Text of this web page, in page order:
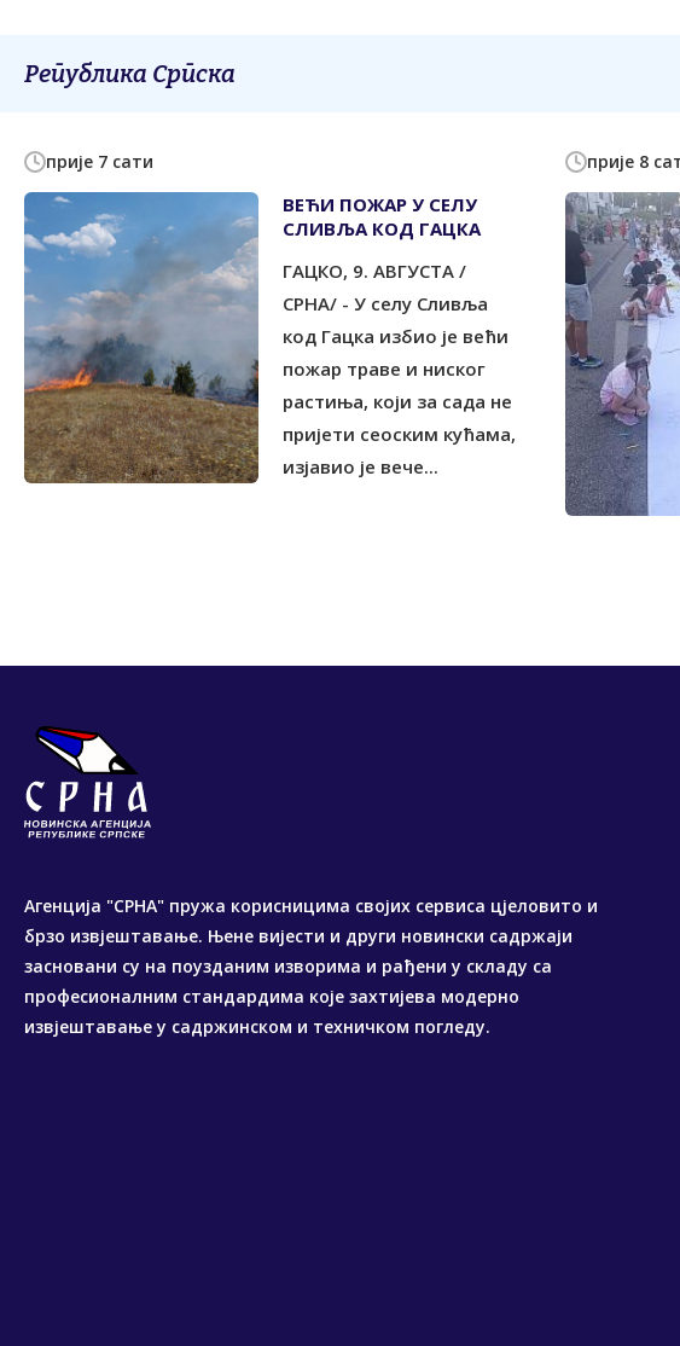
Република Српска
прије 7 сати
ВЕЋИ ПОЖАР У СЕЛУ
СЛИВЉА КОД ГАЦКА
ГАЦКО, 9. АВГУСТА /
СРНА/ - У селу Сливља
код Гацка избио је већи
пожар траве и ниског
растиња, који за сада не
пријети сеоским кућама,
изјавио је вече...
прије 8
Агенција "СРНА" пружа корисницима својих сервиса цјеловито и
брзо извјештавање. Њене вијести и други новински садржаји
засновани су на поузданим изворима и рађени у складу са
професионалним стандардима које захтијева модерно
извјештавање у садржинском и техничком погледу.